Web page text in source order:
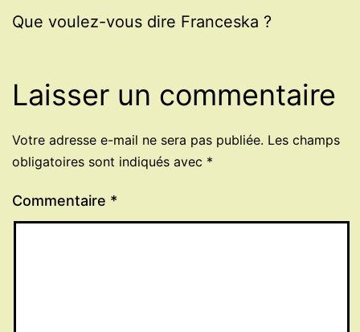
Que voulez-vous dire Franceska ?
Laisser un commentaire
Votre adresse e-mail ne sera pas publiée. Les champs
obligatoires sont indiqués avec *
Commentaire *